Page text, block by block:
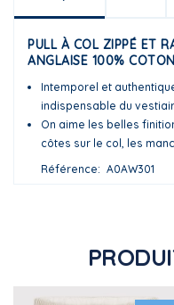
PULL À COL ZIPPÉ ET
ANGLAISE 100%
Intemporel et
indispensable du
On aime les belles
côtes sur le col, les
Référence
A0AW301